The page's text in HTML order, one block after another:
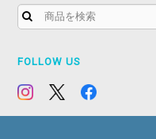
FOLLOW US